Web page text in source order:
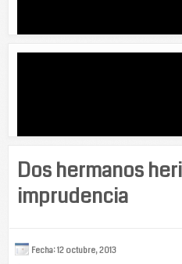
Dos hermanos
imprudencia
Fecha: 12 octubre, 2013